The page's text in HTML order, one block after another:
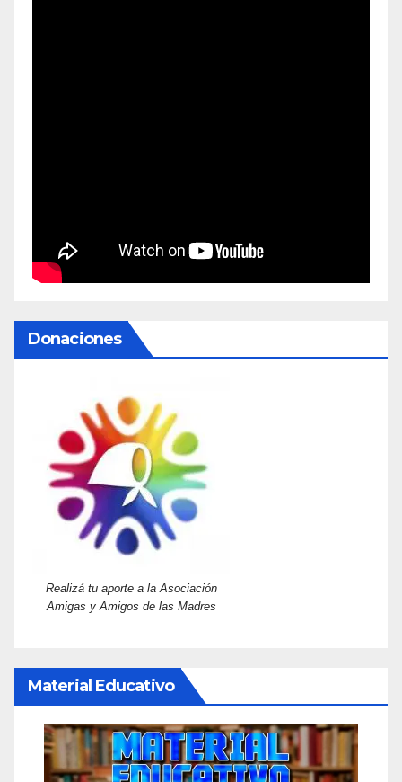
Donaciones
Realizá tu aporte a la Asociación
Amigas y Amigos de las Madres
Material Educativo